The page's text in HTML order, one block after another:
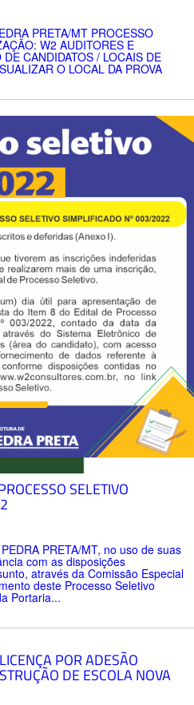
PRETA/MT PROCESSO
W2 AUDITORES E
CANDIDATOS / LOCAIS DE
O LOCAL DA PROVA
SELETIVO
PRETA/MT, no uso de suas
com as disposições
através da Comissão Especial
deste Processo Seletivo
Portaria...
POR ADESÃO
DE ESCOLA NOVA